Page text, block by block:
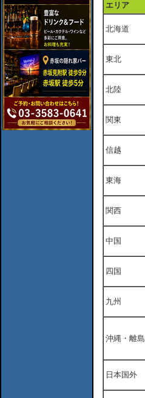
エリア
北海道
東北
北陸
関東
信越
東海
関西
中国
四国
九州
沖縄・離島
日本国外